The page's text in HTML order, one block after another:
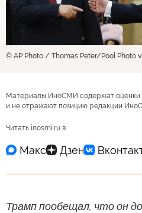
© AP Photo / Thomas Peter/Pool Photo
Материалы ИноСМИ содержат оценки
и не отражают позицию редакции
Читать inosmi.ru в
Трамп пообещал, что он